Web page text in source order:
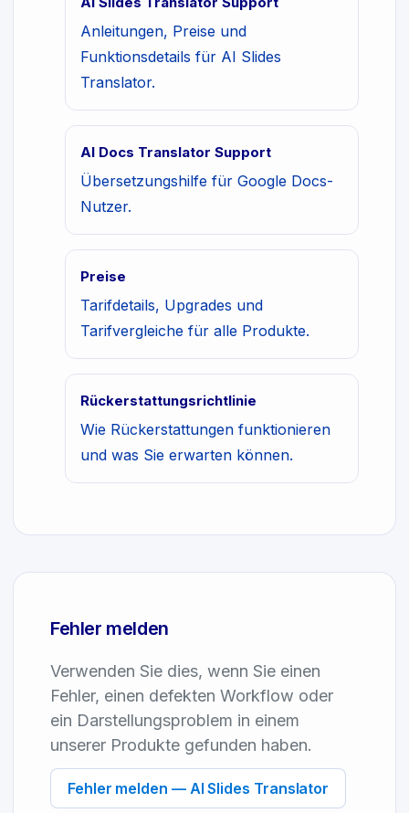
Anleitungen, Preise und
Funktionsdetails für AI Slides
Translator.
AI Docs Translator Support
Übersetzungshilfe für Google Docs-
Nutzer.
Preise
Tarifdetails, Upgrades und
Tarifvergleiche für alle Produkte.
Rückerstattungsrichtlinie
Wie Rückerstattungen funktionieren
und was Sie erwarten können.
Fehler melden
Verwenden Sie dies, wenn Sie einen
Fehler, einen defekten Workflow oder
ein Darstellungsproblem in einem
unserer Produkte gefunden haben.
Fehler melden — AI Slides Translator